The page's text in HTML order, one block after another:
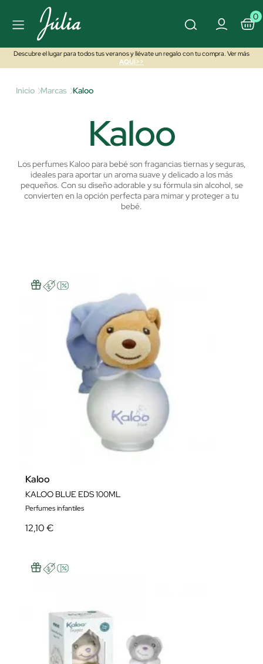
0
Descubre el lugar para todos tus veranos y llévate un regalo con tu compra. Ver más
AQUÍ>>
Inicio Marcas Kaloo
Kaloo
Los perfumes Kaloo para bebé son fragancias tiernas y seguras,
ideales para aportar un aroma suave y delicado a los más
pequeños. Con su diseño adorable y su fórmula sin alcohol, se
convierten en la opción perfecta para mimar y proteger a tu
bebé.
Kaloo
KALOO BLUE EDS 100ML
Perfumes infantiles
12,10 €